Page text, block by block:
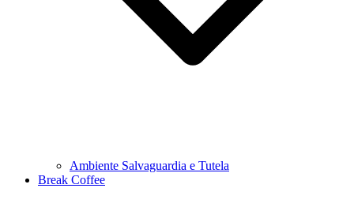
Ambiente Salvaguardia e Tutela
Break Coffee